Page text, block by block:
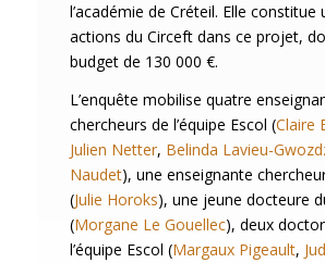
l’académie de Créteil. Elle constitue
actions du Circeft dans ce projet,
budget de 130 000 €.
L’enquête mobilise quatre
chercheurs de l’équipe Escol (Claire
Julien Netter, Belinda Lavieu-
Naudet), une enseignante
(Julie Horoks), une jeune docteure
(Morgane Le Gouellec), deux
l’équipe Escol (Margaux Pigeault,